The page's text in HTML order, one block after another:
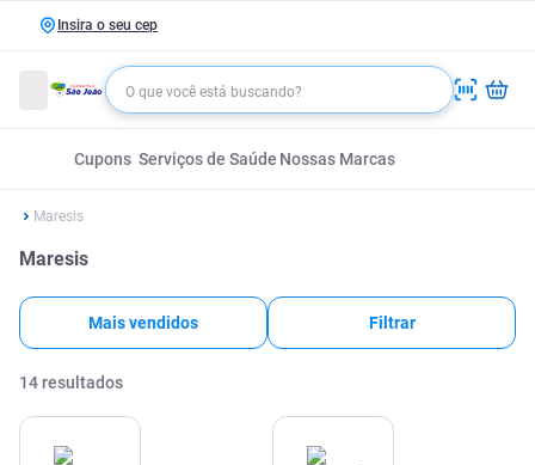
Insira o seu cep
Cupons Serviços de Saúde Nossas Marcas
Maresis
Maresis
Mais vendidos Filtrar
14 resultados